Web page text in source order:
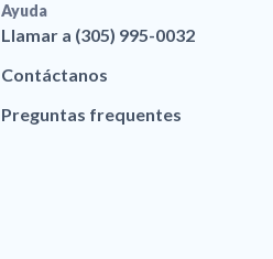
Ayuda
Llamar a (305) 995-0032
Contáctanos
Preguntas frequentes